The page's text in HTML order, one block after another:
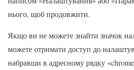
нього, щоб продовжити.
Якщо ви не можете знайти значок
можете отримати доступ до
набравши в адресному рядку